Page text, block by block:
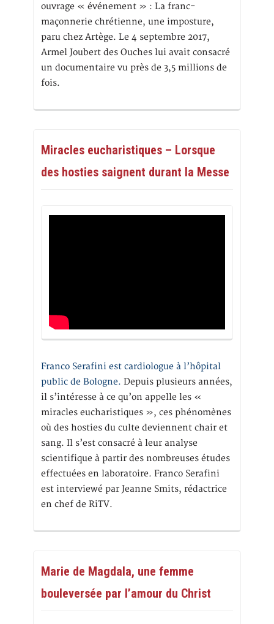
ouvrage « événement » : La franc-
maçonnerie chrétienne, une imposture,
paru chez Artège. Le 4 septembre 2017,
Armel Joubert des Ouches lui avait consacré
un documentaire vu près de 3,5 millions de
fois.
Miracles eucharistiques – Lorsque
des hosties saignent durant la Messe
Franco Serafini est cardiologue à l’hôpital
public de Bologne. Depuis plusieurs années,
il s’intéresse à ce qu’on appelle les «
miracles eucharistiques », ces phénomènes
où des hosties du culte deviennent chair et
sang. Il s’est consacré à leur analyse
scientifique à partir des nombreuses études
effectuées en laboratoire. Franco Serafini
est interviewé par Jeanne Smits, rédactrice
en chef de RiTV.
Marie de Magdala, une femme
bouleversée par l’amour du Christ